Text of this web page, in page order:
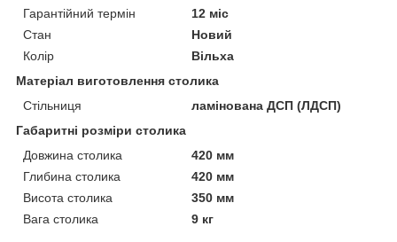
Гарантійний термін
12 міс
Стан
Новий
Колір
Вільха
Матеріал виготовлення столика
Стільниця
ламінована ДСП (ЛДСП)
Габаритні розміри столика
Довжина столика
420 мм
Глибина столика
420 мм
Висота столика
350 мм
Вага столика
9 кг